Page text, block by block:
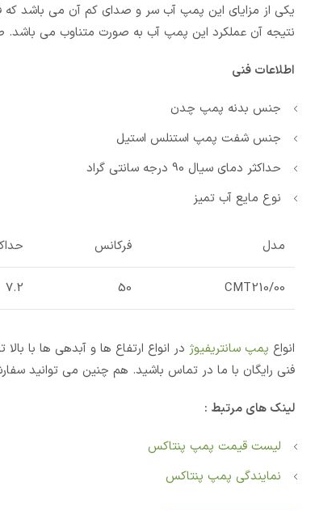
نتیجه آن عملکرد این پمپ آب به صورت متناوب می
اطلاعات فنی
جنس بدنه پمپ چدن
جنس شفت پمپ استنلس استیل
حداکثر دمای سیال 90 درجه سانتی گراد
نوع مایع آب تمیز
مدل فرکانس
CMT210/00
50
7.2
انواع پمپ سانتریفیوژ در انواع ارتفاع ها و آبدهی ها با
فنی رایگان با ما در تماس باشید. هم چنین می توانید
لینک های مرتبط :
لیست قیمت پمپ پنتاکس
نمایندگی پمپ پنتاکس